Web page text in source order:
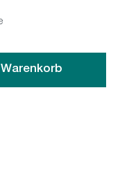
Wert ein oder